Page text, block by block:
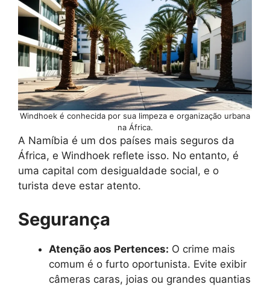
Windhoek é conhecida por sua limpeza e organização urbana
na África.
A Namíbia é um dos países mais seguros da
África, e Windhoek reflete isso. No entanto, é
uma capital com desigualdade social, e o
turista deve estar atento.
Segurança
Atenção aos Pertences: O crime mais
comum é o furto oportunista. Evite exibir
câmeras caras, joias ou grandes quantias